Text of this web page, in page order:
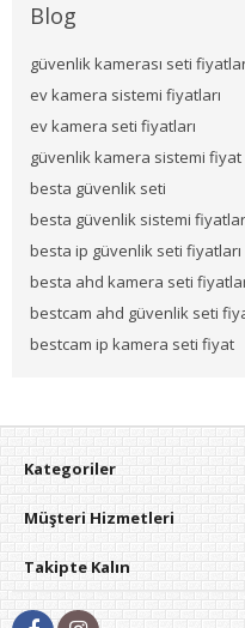
Blog
güvenlik kamerası seti
ev kamera sistemi fiyatları
ev kamera seti fiyatları
güvenlik kamera sistemi fiyat
besta güvenlik seti
besta güvenlik sistemi
besta ip güvenlik seti fiyatları
besta ahd kamera seti
bestcam ahd güvenlik seti
bestcam ip kamera seti fiyat
Kategoriler
Müşteri Hizmetleri
Takipte Kalın